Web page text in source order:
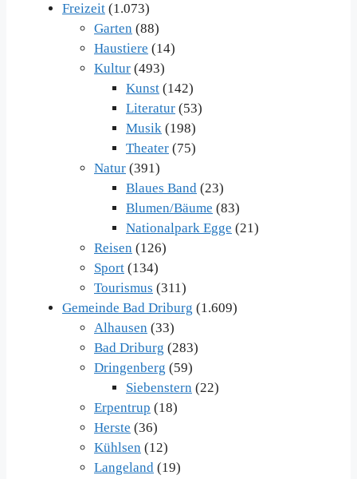
Freizeit (1.073)
Garten (88)
Haustiere (14)
Kultur (493)
Kunst (142)
Literatur (53)
Musik (198)
Theater (75)
Natur (391)
Blaues Band (23)
Blumen/Bäume (83)
Nationalpark Egge (21)
Reisen (126)
Sport (134)
Tourismus (311)
Gemeinde Bad Driburg (1.609)
Alhausen (33)
Bad Driburg (283)
Dringenberg (59)
Siebenstern (22)
Erpentrup (18)
Herste (36)
Kühlsen (12)
Langeland (19)